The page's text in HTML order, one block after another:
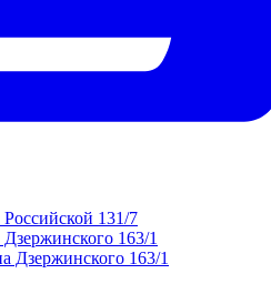
131/7
163/1
Дзержинского 163/1